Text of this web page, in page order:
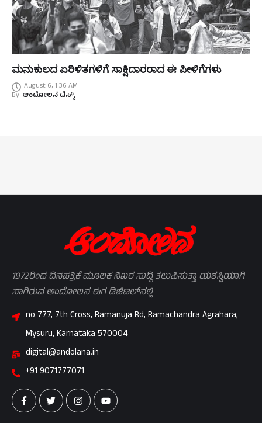
ಮನುಕುಲದ ಏರಿಳಿತಗಳಿಗೆ ಸಾಕ್ಷಿದಾರರಾದ ಈ ಪೀಳಿಗೆಗಳು
August 6, 1:36 AM
By ಆಂದೋಲನ ಡೆಸ್ಕ್
1972ರಿಂದ ದಿನಪತ್ರಿಕೆ ಮೂಲಕ ನಿಖರ ಸುದ್ದಿ ತಲುಪಿಸುತ್ತಾ ಯಶಸ್ವಿಯಾಗಿ
ಸಾಗಿರುವ ಆಂದೋಲನ ಈಗ ಡಿಜಿಟಲ್‌ನಲ್ಲಿ
no 777, 7th Cross, Ramanuja Rd, Ramachandra Agrahara,
Mysuru, Karnataka 570004
digital@andolana.in
+91 9071777071